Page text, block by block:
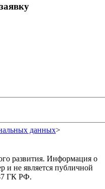
данных>
развития. Информация о
и не является публичной
ГК РФ.